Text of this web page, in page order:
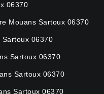
06370
Mouans Sartoux 06370
06370
Sartoux 06370
Sartoux 06370
Sartoux 06370